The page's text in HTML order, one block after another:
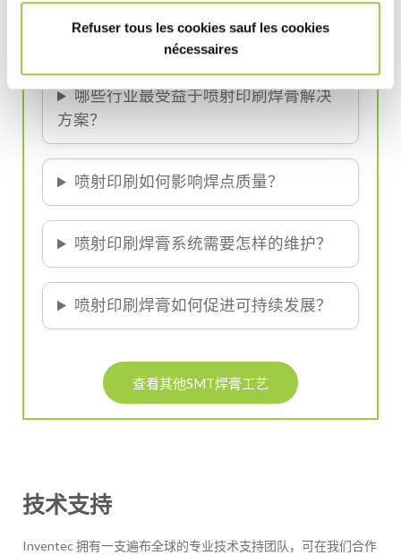
Refuser tous les cookies sauf les cookies
nécessaires
喷射印刷焊膏能满足大批量工业生产
需求吗？
哪些行业最受益于喷射印刷焊膏解决
方案？
喷射印刷如何影响焊点质量？
喷射印刷焊膏系统需要怎样的维护？
喷射印刷焊膏如何促进可持续发展？
查看其他SMT焊膏工艺
技术支持
Inventec 拥有一支遍布全球的专业技术支持团队，可在我们合作